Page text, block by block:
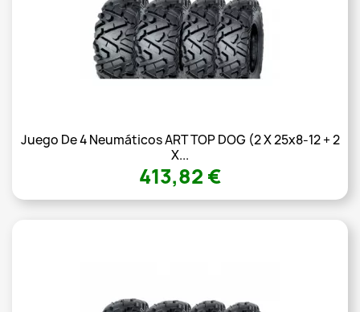
Juego De 4 Neumáticos ART TOP DOG (2 X 25x8-12 + 2
X...
413,82 €